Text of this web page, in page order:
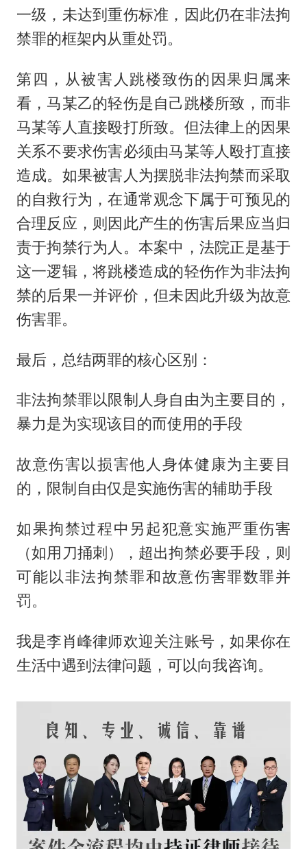
一级，未达到重伤标准，因此仍在非法拘
禁罪的框架内从重处罚。
第四，从被害人跳楼致伤的因果归属来
看，马某乙的轻伤是自己跳楼所致，而非
马某等人直接殴打所致。但法律上的因果
关系不要求伤害必须由马某等人殴打直接
造成。如果被害人为摆脱非法拘禁而采取
的自救行为，在通常观念下属于可预见的
合理反应，则因此产生的伤害后果应当归
责于拘禁行为人。本案中，法院正是基于
这一逻辑，将跳楼造成的轻伤作为非法拘
禁的后果一并评价，但未因此升级为故意
伤害罪。
最后，总结两罪的核心区别：
非法拘禁罪以限制人身自由为主要目的，
暴力是为实现该目的而使用的手段
故意伤害以损害他人身体健康为主要目
的，限制自由仅是实施伤害的辅助手段
如果拘禁过程中另起犯意实施严重伤害
（如用刀捅刺），超出拘禁必要手段，则
可能以非法拘禁罪和故意伤害罪数罪并
罚。
我是李肖峰律师欢迎关注账号，如果你在
生活中遇到法律问题，可以向我咨询。